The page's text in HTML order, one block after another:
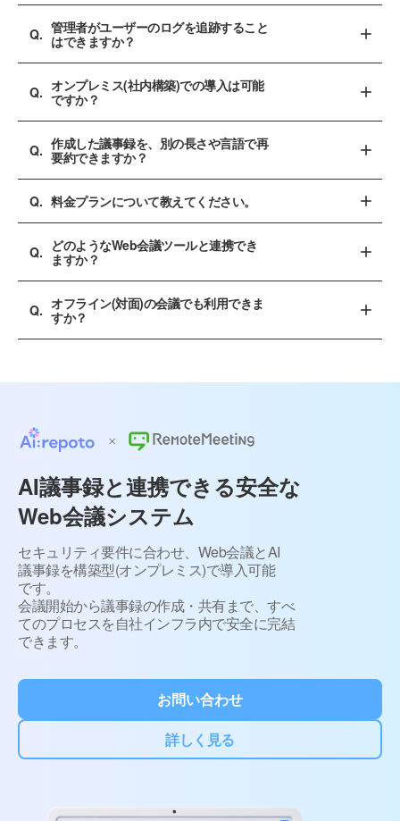
管理者がユーザーのログを追跡すること
はできますか？
オンプレミス(社内構築)での導入は可能
ですか？
作成した議事録を、別の長さや言語で再
要約できますか？
料金プランについて教えてください。
どのようなWeb会議ツールと連携でき
ますか？
オフライン(対面)の会議でも利用できま
すか？
AI議事録と連携できる安全な
Web会議システム
セキュリティ要件に合わせ、Web会議とAI
議事録を構築型(オンプレミス)で導入可能
です。
会議開始から議事録の作成・共有まで、すべ
てのプロセスを自社インフラ内で安全に完結
できます。
詳しく見る
お問い合わせ